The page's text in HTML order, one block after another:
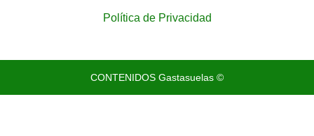
Política de Privacidad
CONTENIDOS Gastasuelas ©